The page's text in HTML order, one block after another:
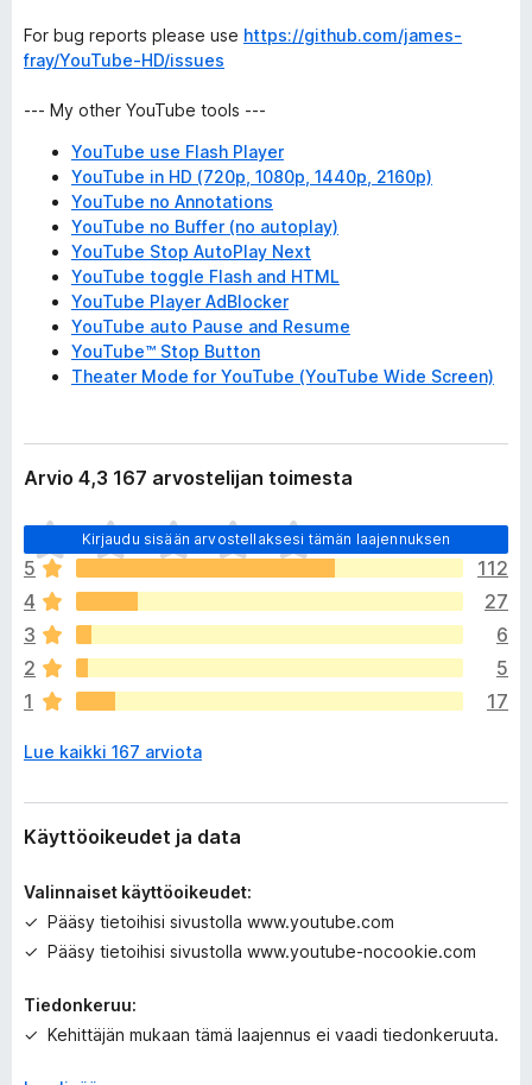
For bug reports please use https://github.com/james-
fray/YouTube-HD/issues
--- My other YouTube tools ---
YouTube use Flash Player
YouTube in HD (720p, 1080p, 1440p, 2160p)
YouTube no Annotations
YouTube no Buffer (no autoplay)
YouTube Stop AutoPlay Next
YouTube toggle Flash and HTML
YouTube Player AdBlocker
YouTube auto Pause and Resume
YouTube™ Stop Button
Theater Mode for YouTube (YouTube Wide Screen)
Arvio 4,3 167 arvostelijan toimesta
Kirjaudu sisään arvostellaksesi tämän laajennuksen
E
i
v
i
e
ä
a
v
o
i
a
5
112
4
27
3
6
2
5
1
17
Lue kaikki 167 arviota
Käyttöoikeudet ja data
Valinnaiset käyttöoikeudet:
Pääsy tietoihisi sivustolla www.youtube.com
Pääsy tietoihisi sivustolla www.youtube-nocookie.com
Tiedonkeruu:
Kehittäjän mukaan tämä laajennus ei vaadi tiedonkeruuta.